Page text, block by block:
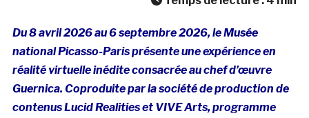
Du 8 avril 2026 au 6 septembre 2026, le Musée
national Picasso-Paris présente une expérience en
réalité virtuelle inédite consacrée au chef d’œuvre
Guernica. Coproduite par la société de production de
contenus Lucid Realities et VIVE Arts, programme